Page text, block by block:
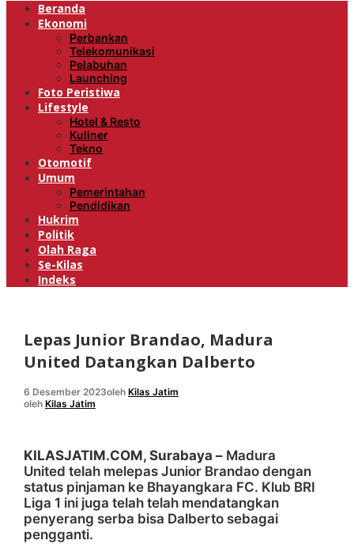
Beranda
Ekonomi
Perbankan
Telekomunikasi
Pelabuhan
Launching
Foto Peristiwa
Lifestyle
Hotel & Resto
Kuliner
Tekno
Otomotif
Umum
Pemerintahan
Pendidikan
Hukrim
Politik
Olah Raga
Se-Kilas
Indeks
Lepas Junior Brandao, Madura
United Datangkan Dalberto
6 Desember 2023oleh Kilas Jatim
oleh Kilas Jatim
KILASJATIM.COM, Surabaya – Madura
United telah melepas Junior Brandao dengan
status pinjaman ke Bhayangkara FC. Klub BRI
Liga 1 ini juga telah telah mendatangkan
penyerang serba bisa Dalberto sebagai
pengganti.